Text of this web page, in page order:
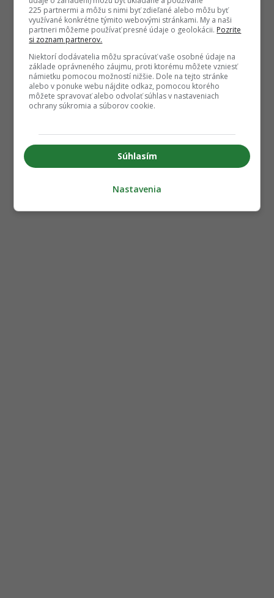
225 partnermi a môžu s nimi byť zdieľané alebo môžu byť
využívané konkrétne týmito webovými stránkami. My a naši
partneri môžeme používať presné údaje o geolokácii. Pozrite
si zoznam partnerov.
Niektorí dodávatelia môžu spracúvať vaše osobné údaje na
základe oprávneného záujmu, proti ktorému môžete vzniesť
námietku pomocou možností nižšie. Dole na tejto stránke
alebo v ponuke webu nájdite odkaz, pomocou ktorého
môžete spravovať alebo odvolať súhlas v nastaveniach
ochrany súkromia a súborov cookie.
Súhlasím
Nastavenia